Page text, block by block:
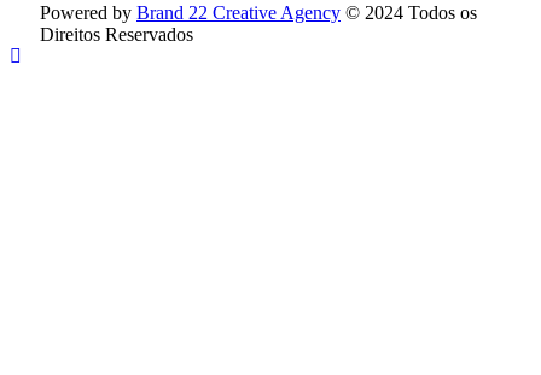
Powered by Brand 22 Creative Agency © 2024 Todos os
Direitos Reservados